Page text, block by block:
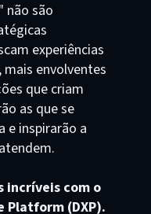
não são
experiências
envolventes
que criam
as que se
e inspirarão a
incríveis com o
Platform (DXP).